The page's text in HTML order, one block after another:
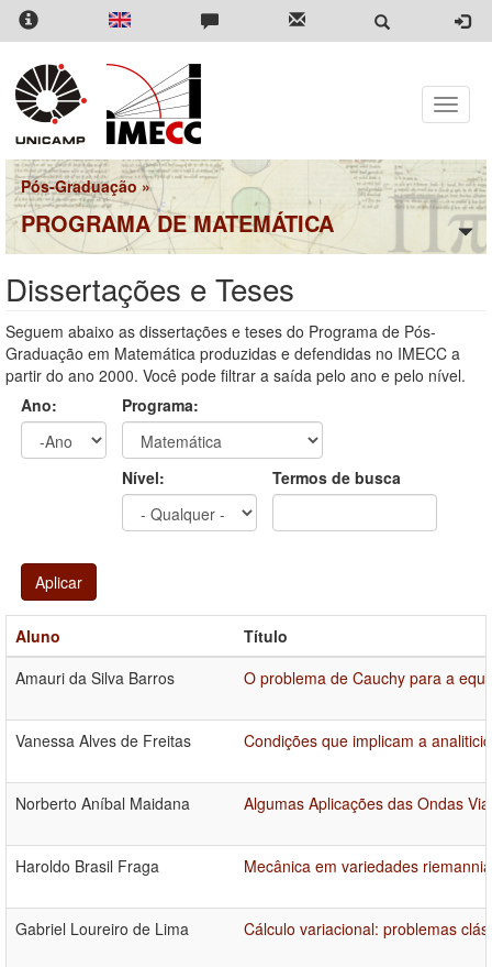
Pular
para
conteúdo
principal
Toggle
Pós-Graduação »
PROGRAMA DE MATEMÁTICA
Dissertações e Teses
Seguem abaixo as dissertações e teses do Programa de Pós-
Graduação em Matemática produzidas e defendidas no IMECC a
partir do ano 2000. Você pode filtrar a saída pelo ano e pelo nível.
Ano:
Programa:
Nível: Termos de busca
Aplicar
Aluno
Título
Amauri da Silva Barros
O problema de Cauchy para a
Vanessa Alves de Freitas Condições que implicam a
Norberto Aníbal Maidana Algumas Aplicações das Ondas
Haroldo Brasil Fraga Mecânica em variedades
Gabriel Loureiro de Lima Cálculo variacional: problemas